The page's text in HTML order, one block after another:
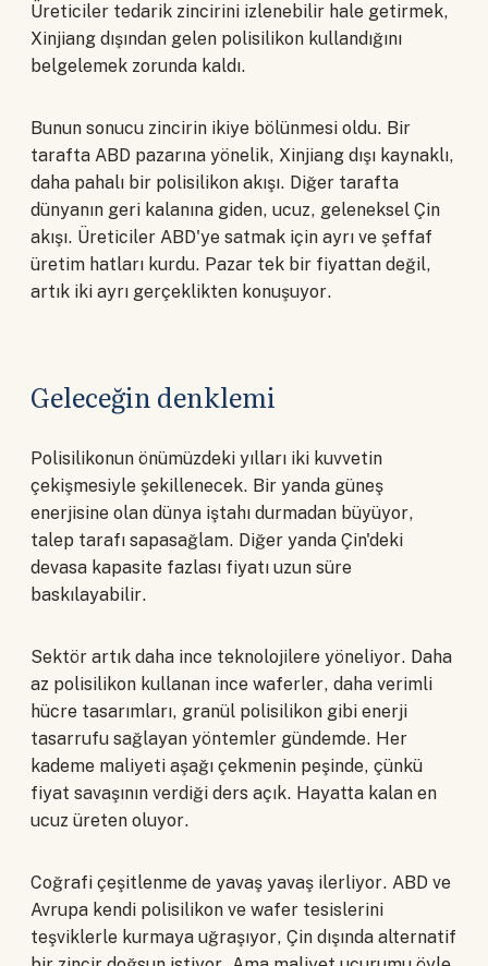
Üreticiler tedarik zincirini izlenebilir hale getirmek,
Xinjiang dışından gelen polisilikon kullandığını
belgelemek zorunda kaldı.
Bunun sonucu zincirin ikiye bölünmesi oldu. Bir
tarafta ABD pazarına yönelik, Xinjiang dışı kaynaklı,
daha pahalı bir polisilikon akışı. Diğer tarafta
dünyanın geri kalanına giden, ucuz, geleneksel Çin
akışı. Üreticiler ABD'ye satmak için ayrı ve şeffaf
üretim hatları kurdu. Pazar tek bir fiyattan değil,
artık iki ayrı gerçeklikten konuşuyor.
Geleceğin denklemi
Polisilikonun önümüzdeki yılları iki kuvvetin
çekişmesiyle şekillenecek. Bir yanda güneş
enerjisine olan dünya iştahı durmadan büyüyor,
talep tarafı sapasağlam. Diğer yanda Çin'deki
devasa kapasite fazlası fiyatı uzun süre
baskılayabilir.
Sektör artık daha ince teknolojilere yöneliyor. Daha
az polisilikon kullanan ince waferler, daha verimli
hücre tasarımları, granül polisilikon gibi enerji
tasarrufu sağlayan yöntemler gündemde. Her
kademe maliyeti aşağı çekmenin peşinde, çünkü
fiyat savaşının verdiği ders açık. Hayatta kalan en
ucuz üreten oluyor.
Coğrafi çeşitlenme de yavaş yavaş ilerliyor. ABD ve
Avrupa kendi polisilikon ve wafer tesislerini
teşviklerle kurmaya uğraşıyor, Çin dışında alternatif